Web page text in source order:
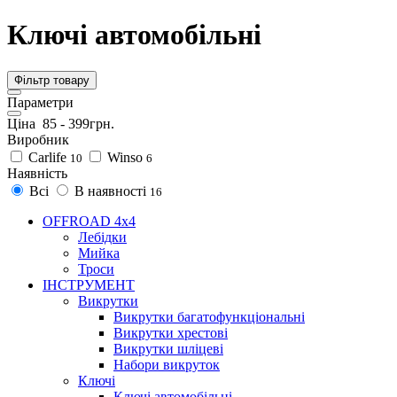
Ключі автомобільні
Фільтр товару
Параметри
Ціна 85 - 399грн.
Виробник
Carlife 10 Winso 6
Наявність
Всі
В наявності 16
OFFROAD 4х4
Лебідки
Мийка
Троси
ІНСТРУМЕНТ
Викрутки
Викрутки багатофункціональні
Викрутки хрестові
Викрутки шліцеві
Набори викруток
Ключі